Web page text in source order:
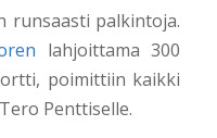
runsaasti palkintoja.
lahjoittama 300
poimittiin kaikki
Penttiselle.